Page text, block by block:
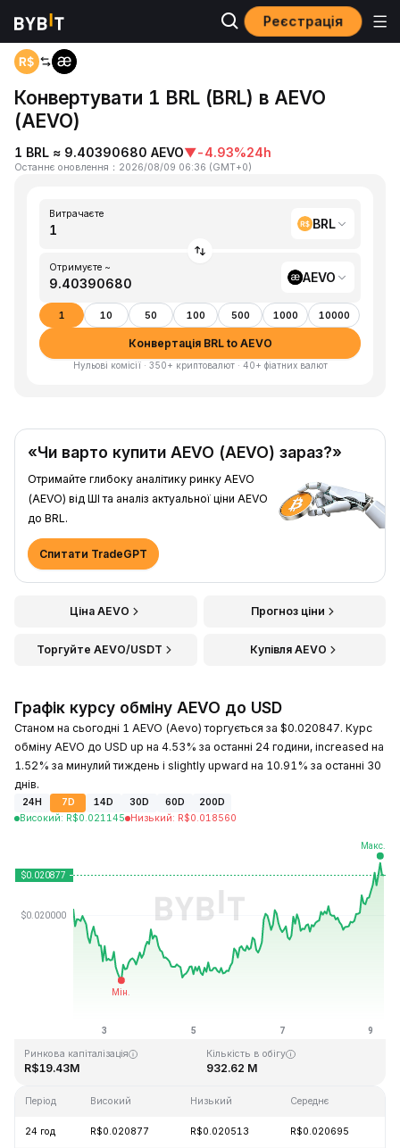
Реєстрація
Головна
Конвертувати 1 BRL (BRL) в AEVO
(AEVO)
1 BRL ≈ 9.40390680 AEVO▼-4.93%24h
Останнє оновлення ： 2026/08/09 06:36 (GMT+0)
Витрачаєте
BRL
Отримуєте ~
AEVO
1 10 50 100 500 1000 10000
Конвертація BRL to AEVO
Нульові комісії · 350+ криптовалют · 40+ фіатних валют
«Чи варто купити AEVO (AEVO) зараз?»
Отримайте глибоку аналітику ринку AEVO
(AEVO) від ШІ та аналіз актуальної ціни AEVO
до BRL.
Спитати TradeGPT
Ціна AEVO Прогноз ціни
Торгуйте AEVO/USDT Купівля AEVO
Графік курсу обміну AEVO до USD
Станом на сьогодні 1 AEVO (Aevo) торгується за $0.020847. Курс
обміну AEVO до USD up на 4.53% за останні 24 години, increased на
1.52% за минулий тиждень і slightly upward на 10.91% за останні 30
днів.
24H 7D 14D 30D 60D
200D
Високий: R$0.021145 Низький: R$0.018560
Останнє оновлення: 2026-08-09, 06:36 GMT+0
Ринкова капіталізація
R$19.43M
Кількість в обігу
932.62 M
Період Високий Низький Середнє
24 год R$0.020877 R$0.020513 R$0.020695